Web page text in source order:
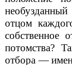
отцом
собственное
потомства?
отбора —